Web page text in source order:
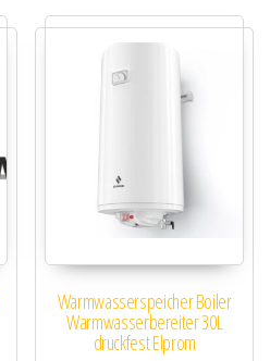
Warmwasserspeicher Boiler
Warmwasserbereiter 30L
druckfest Elprom